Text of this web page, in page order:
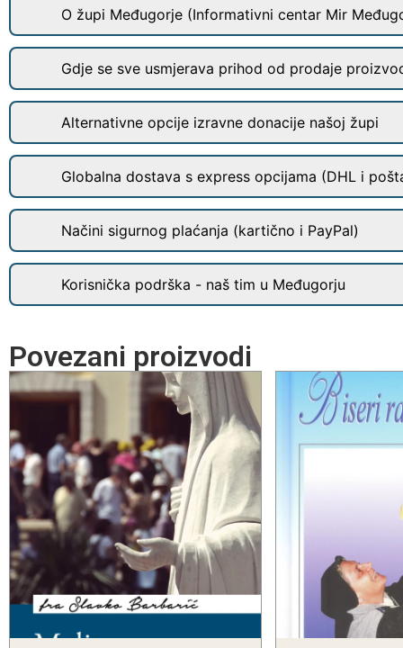
O župi Međugorje (Informativni centar Mir
Gdje se sve usmjerava prihod od prodaje
Alternativne opcije izravne donacije našoj župi
Globalna dostava s express opcijama (DHL i
Načini sigurnog plaćanja (kartično i PayPal)
Korisnička podrška - naš tim u Međugorju
Povezani proizvodi